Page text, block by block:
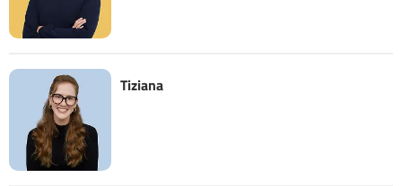
Tiziana